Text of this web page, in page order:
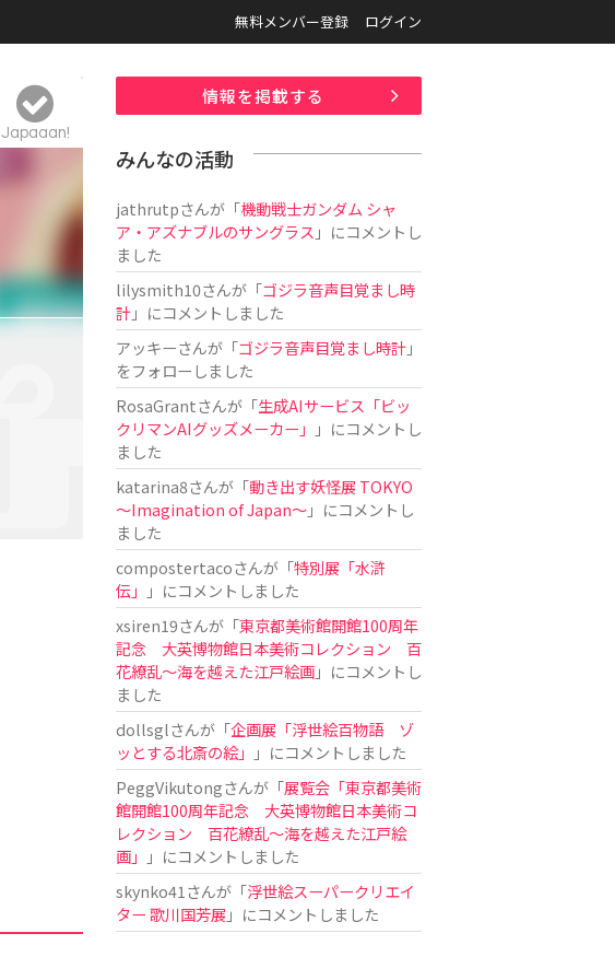
無料メンバー登録 ログイン
Japaaan!
情報を掲載する
みんなの活動
jathrutpさんが「機動戦士ガンダム シャ
ア・アズナブルのサングラス 」にコメントし
ました
lilysmith10さんが「ゴジラ音声目覚まし時
計」にコメントしました
アッキーさんが「ゴジラ音声目覚まし時計」
をフォローしました
RosaGrantさんが「生成AIサービス「ビッ
クリマンAIグッズメーカー」
」にコメントし
ました
katarina8さんが「動き出す妖怪展 TOKYO
〜Imagination of Japan〜」にコメントし
ました
compostertacoさんが「特別展「水滸
伝」
」にコメントしました
xsiren19さんが「東京都美術館開館100周年
記念 大英博物館日本美術コレクション 百
花繚乱～海を越えた江戸絵画」にコメントし
ました
dollsglさんが「企画展「浮世絵百物語 ゾ
ッとする北斎の絵」
」にコメントしました
PeggVikutongさんが「展覧会「東京都美術
館開館100周年記念 大英博物館日本美術コ
レクション 百花繚乱〜海を越えた江戸絵
画」
」にコメントしました
skynko41 さんが「浮世絵スーパークリエイ
ター 歌川国芳展 」にコメントしました